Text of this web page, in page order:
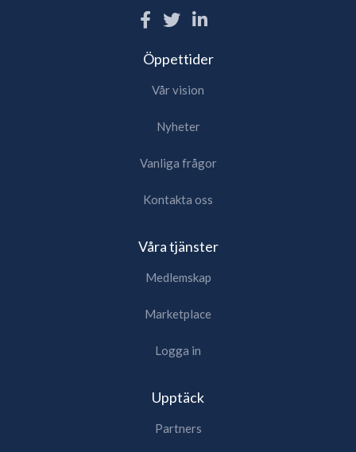
Öppettider
Vår vision
Nyheter
Vanliga frågor
Kontakta oss
Våra tjänster
Medlemskap
Marketplace
Logga in
Upptäck
Partners